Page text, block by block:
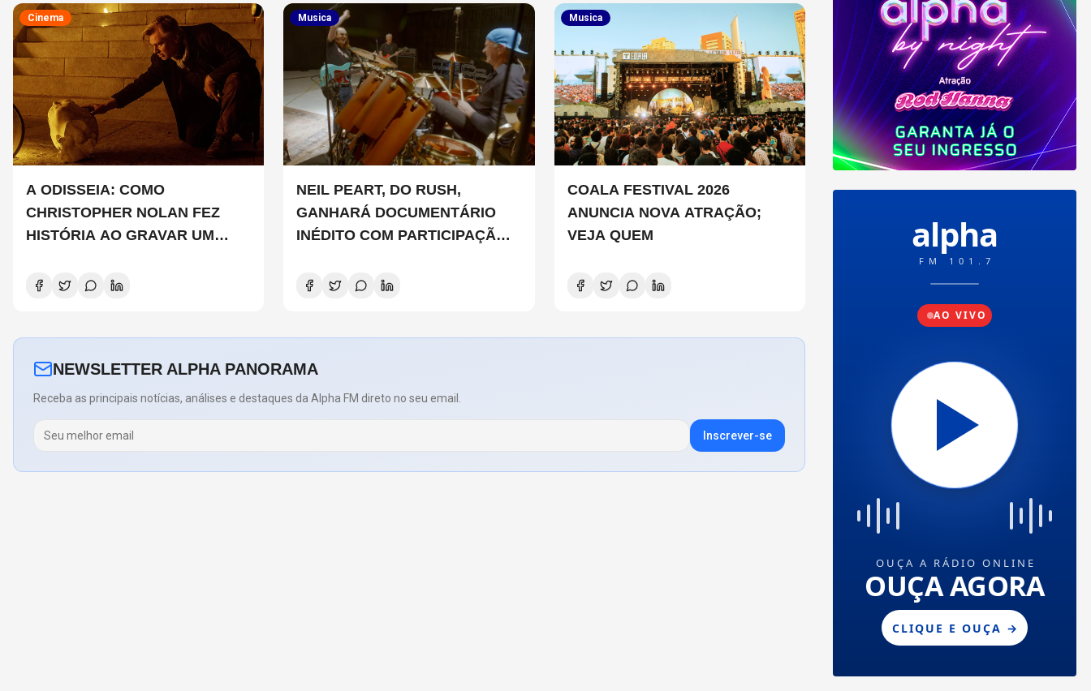
Cinema
A ODISSEIA: COMO
CHRISTOPHER NOLAN FEZ
HISTÓRIA AO GRAVAR UM
E O QUE ISSO SIGNIFICA
Musica
NEIL PEART, DO RUSH,
GANHARÁ DOCUMENTÁRIO
INÉDITO COM PARTICIPAÇÃO
COPELAND E DANNY CAREY
Musica
COALA FESTIVAL 2026
ANUNCIA NOVA ATRAÇÃO;
VEJA QUEM
NEWSLETTER ALPHA PANORAMA
Receba as principais notícias, análises e destaques da Alpha FM direto no seu email.
Inscrever-se